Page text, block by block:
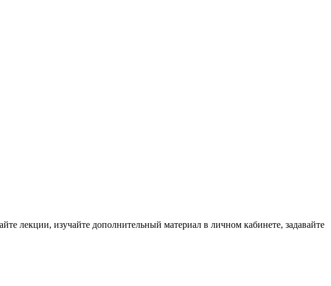
лекции, изучайте дополнительный материал в личном кабинете, задавайте